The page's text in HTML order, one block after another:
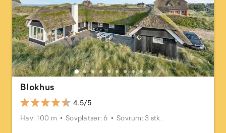
Blokhus
4.5/5
Hav: 100 m
Sovplatser: 6 Sovrum: 3 stk.